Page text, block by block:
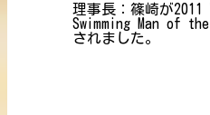
理事長：篠崎が2011
Swimming Man of
されました。